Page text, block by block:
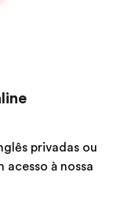
privadas ou
acesso à nossa